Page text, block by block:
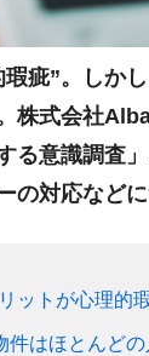
疵”。しか
株式会社
る意識調査
対応などに
ットが心理的
件はほとんど